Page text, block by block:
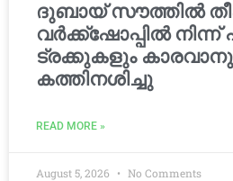
ദുബായ് സൗത്തിൽ
വർക്ക്‌ഷോപ്പിൽ നിന്ന്
ട്രക്കുകളും
കത്തിനശിച്ചു
READ MORE »
August 5, 2026 No Comments